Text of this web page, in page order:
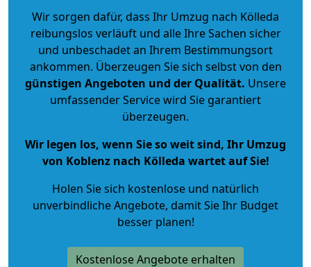
Wir sorgen dafür, dass Ihr Umzug nach Kölleda
reibungslos verläuft und alle Ihre Sachen sicher
und unbeschadet an Ihrem Bestimmungsort
ankommen. Überzeugen Sie sich selbst von den
günstigen Angeboten und der Qualität. Unsere
umfassender Service wird Sie garantiert
überzeugen.
Wir legen los, wenn Sie so weit sind, Ihr Umzug
von Koblenz nach Kölleda wartet auf Sie!
Holen Sie sich kostenlose und natürlich
unverbindliche Angebote, damit Sie Ihr Budget
besser planen!
Kostenlose Angebote erhalten